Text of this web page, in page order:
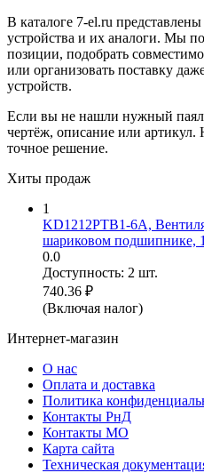
В каталоге 7-el.ru
устройства и их аналоги. Мы
позиции, подобрать
или организовать поставку
устройств.
Если вы не нашли нужный
чертёж, описание или
точное решение.
Хиты продаж
1
KD1212PTB1-6A,
шариковом подшипнике,
0.0
Доступность: 2 шт.
740.36 ₽
(Включая налог)
Интернет-магазин
О нас
Оплата и доставка
Политика
Контакты РнД
Контакты МО
Карта сайта
Техническая